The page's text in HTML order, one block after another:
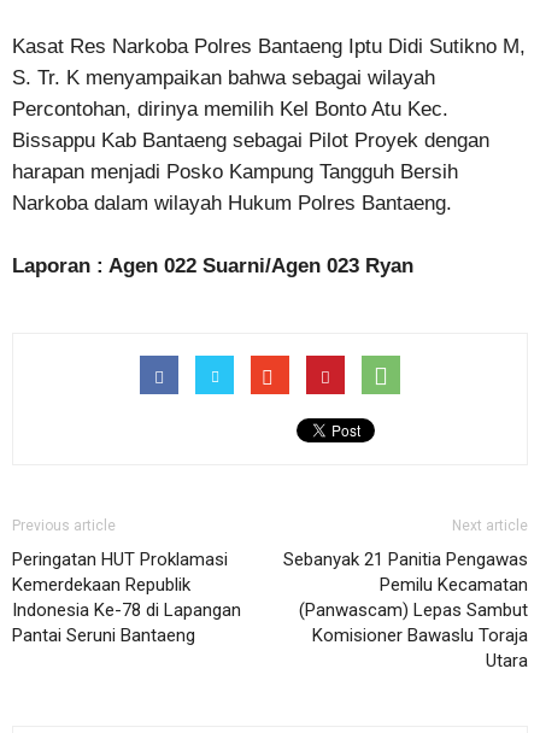
Kasat Res Narkoba Polres Bantaeng Iptu Didi Sutikno M,
S. Tr. K menyampaikan bahwa sebagai wilayah
Percontohan, dirinya memilih Kel Bonto Atu Kec.
Bissappu Kab Bantaeng sebagai Pilot Proyek dengan
harapan menjadi Posko Kampung Tangguh Bersih
Narkoba dalam wilayah Hukum Polres Bantaeng.
Laporan : Agen 022 Suarni/Agen 023 Ryan
Previous article
Peringatan HUT Proklamasi
Kemerdekaan Republik
Indonesia Ke-78 di Lapangan
Pantai Seruni Bantaeng
Next article
Sebanyak 21 Panitia Pengawas
Pemilu Kecamatan
(Panwascam) Lepas Sambut
Komisioner Bawaslu Toraja
Utara